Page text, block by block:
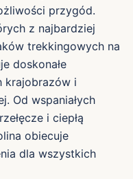
przygód.
z najbardziej
trekkingowych na
doskonałe
krajobrazów i
Od wspaniałych
i ciepłą
obiecuje
dla wszystkich